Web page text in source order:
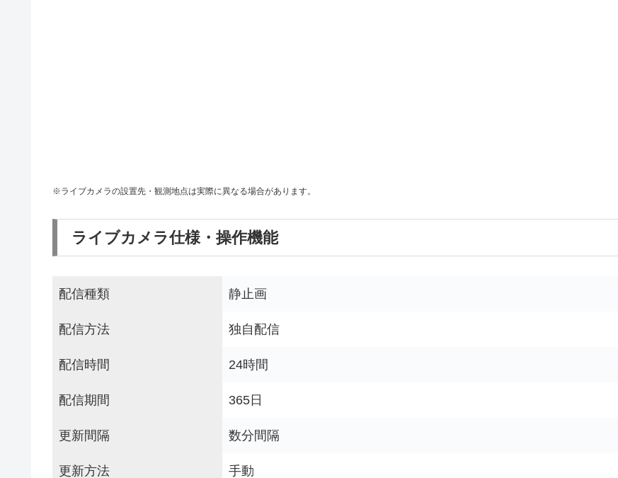
※ライブカメラの設置先・観測地点は実際に異なる場合があります。
ライブカメラ仕様・操作機能
配信種類 静止画
配信方法 独自配信
配信時間 24時間
配信期間 365日
更新間隔 数分間隔
更新方法 手動